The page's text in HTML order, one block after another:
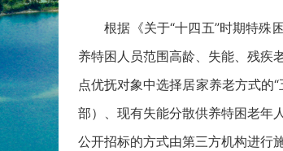
根据《关于“十四五”时期特殊
养特困人员范围高龄、失能、残疾
点优抚对象中选择居家养老方式的
部）、现有失能分散供养特困老年
公开招标的方式由第三方机构进行